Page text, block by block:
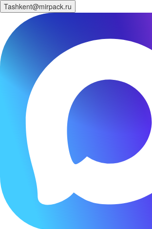
Tashkent@mirpack.ru